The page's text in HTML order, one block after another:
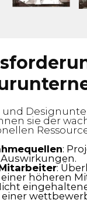
sie der
:
:
höheren